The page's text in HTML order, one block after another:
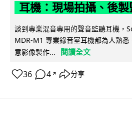
耳機：現場拍攝、後
談到專業混音專用的聲音監聽耳機，
MDR-M1 專業錄音室耳機都為人熟
意影像製作...
閱讀全文
36 4 ↗ 分享